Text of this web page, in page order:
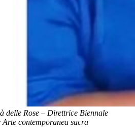
delle Rose – Direttrice Biennale
Arte contemporanea sacra